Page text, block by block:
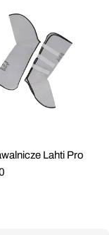
koszyka
Lahti Pro